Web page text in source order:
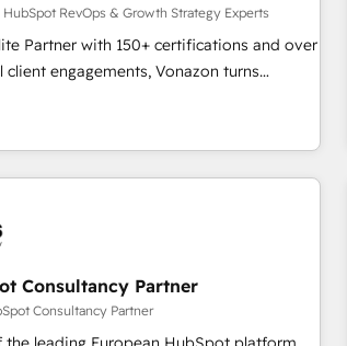
e-commerce) - Formation &
Nous intervenons auprès
entreprises en France et à
banque & assurance, transport &
HubSpot RevOps & Growth Strategy Experts
Partner with 150+ certifications and over
client engagements, Vonazon turns
into measurable, scalable growth.
to enterprise-grade campaigns, our in-
scalable strategies that drive long-term
cleanups • Custom APIs and third-party
growth programs • Sales
and CRM optimization • Retention
journey mapping 🏅 Elite-Level
Consultancy Partner
Consultancy Partner